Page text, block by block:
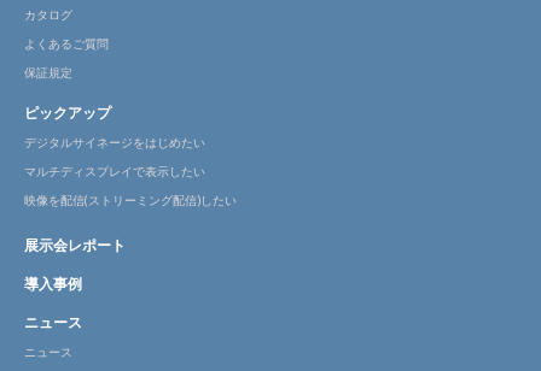
カタログ
よくあるご質問
保証規定
ピックアップ
デジタルサイネージをはじめたい
マルチディスプレイで表示したい
映像を配信(ストリーミング配信)したい
展示会レポート
導入事例
ニュース
ニュース